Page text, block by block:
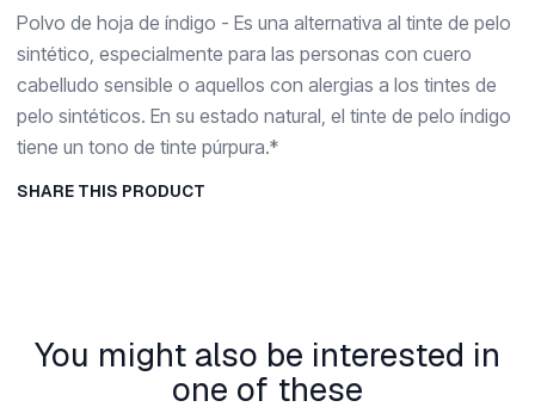
Polvo de hoja de índigo - Es una alternativa al tinte de pelo
sintético, especialmente para las personas con cuero
cabelludo sensible o aquellos con alergias a los tintes de
pelo sintéticos. En su estado natural, el tinte de pelo índigo
tiene un tono de tinte púrpura.*
SHARE THIS PRODUCT
You might also be interested in
one of these